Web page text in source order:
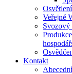
Veřejné
Svozový
Kontakt